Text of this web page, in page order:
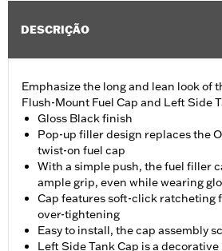
DESCRIÇÃO
Emphasize the long and lean look of
Flush-Mount Fuel Cap and Left Side
Gloss Black finish
Pop-up filler design replaces the
twist-on fuel cap
With a simple push, the fuel filler
ample grip, even while wearing
Cap features soft-click ratcheting
over-tightening
Easy to install, the cap assembly
Left Side Tank Cap is a